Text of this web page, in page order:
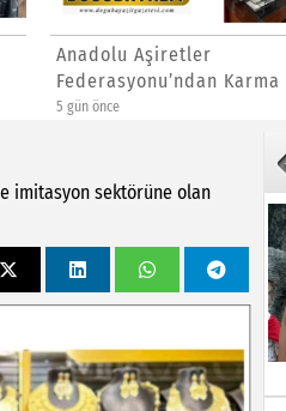
Anadolu Aşiretler
Federasyonu’ndan Karma
Açıklaması
5 gün önce
imitasyon sektörüne olan